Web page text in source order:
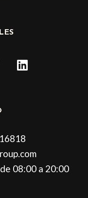
L
i
n
08:00 a 20:00